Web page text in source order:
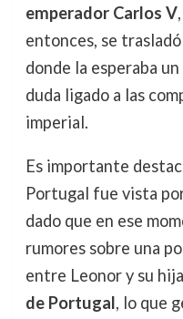
emperador Carlos V
entonces, se
donde la esperaba
duda ligado a las
imperial.
Es importante
Portugal fue vista
dado que en ese
rumores sobre una
entre Leonor y su
de Portugal, lo que